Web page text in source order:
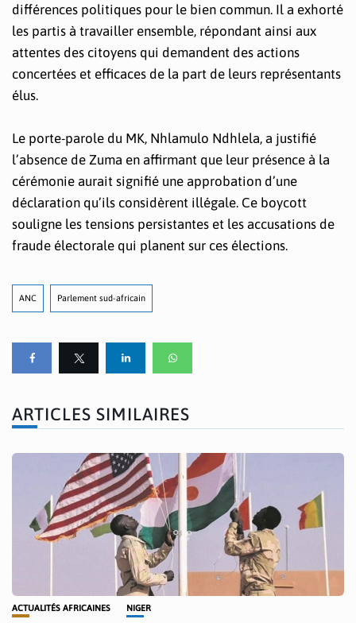
différences politiques pour le bien commun. Il a exhorté
les partis à travailler ensemble, répondant ainsi aux
attentes des citoyens qui demandent des actions
concertées et efficaces de la part de leurs représentants
élus.
Le porte-parole du MK, Nhlamulo Ndhlela, a justifié
l’absence de Zuma en affirmant que leur présence à la
cérémonie aurait signifié une approbation d’une
déclaration qu’ils considèrent illégale. Ce boycott
souligne les tensions persistantes et les accusations de
fraude électorale qui planent sur ces élections.
ANC Parlement sud-africain
ARTICLES SIMILAIRES
ACTUALITÉS AFRICAINES NIGER